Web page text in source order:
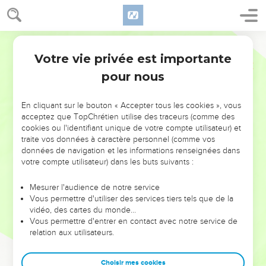
NE MANQUEZ PAS L’ÉVÉNEMENT
DE L’ANNÉE !
ET SI LEURS ERREURS POUVAIENT VOUS ÉVITER LES
VOTRES ?
leur foi ou leur vision. Mais on voit moins les doutes, les erreurs
et les saisons difficiles qu'ils ont traversés, alors même que ce
sont elles qui les ont façonnés.
Dans cette conférence, leaders, entrepreneurs, et responsables
clés pour avancer avec plus de sagesse afin que leurs erreurs
Votre vie privée est importante
pour nous
En cliquant sur le bouton « Accepter tous les cookies », vous
acceptez que TopChrétien utilise des traceurs (comme des
cookies ou l'identifiant unique de votre compte utilisateur) et
traite vos données à caractère personnel (comme vos
données de navigation et les informations renseignées dans
votre compte utilisateur) dans les buts suivants :
Mesurer l'audience de notre service
Vous permettre d'utiliser des services tiers tels que de la
vidéo, des cartes du monde…
Vous permettre d'entrer en contact avec notre service de
relation aux utilisateurs.
Choisir mes cookies